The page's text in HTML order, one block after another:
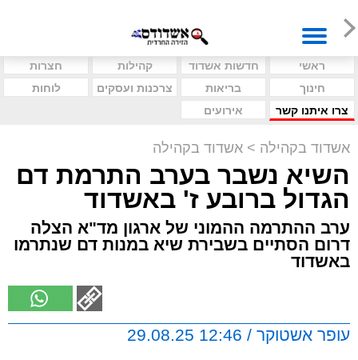
ראשי חדשות אשדוד קהילות
חצרות
חינוך
בריאות צרכנות ועסקים
לוחות
צרו איתנו קשר
אירועים
אשדוד בקהילה > אשדוד בקהילה
השיא נשבר בערב התרמת דם
הגדול ברובע ז' באשדוד
ערב ההתרמה ההמוני של ארגון מד"א הצלה
דרום הסתיים בשבירת שיא במנות דם שנתרמו
באשדוד
עופר אשטוקר / 12:46 29.08.25